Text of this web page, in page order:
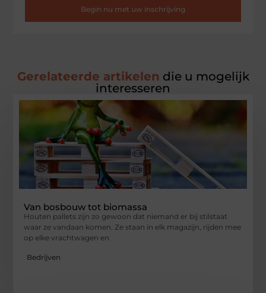
Begin nu met uw inschrijving
Gerelateerde artikelen die u mogelijk
interesseren
Van bosbouw tot biomassa
Houten pallets zijn zo gewoon dat niemand er bij stilstaat
waar ze vandaan komen. Ze staan in elk magazijn, rijden mee
op elke vrachtwagen en
Bedrijven